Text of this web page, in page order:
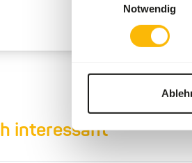
Notwendig
interessant